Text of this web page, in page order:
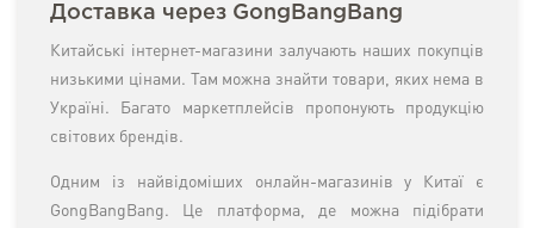
Доставка через GongBangBang
Китайські інтернет-магазини залучають наших покупців
низькими цінами. Там можна знайти товари, яких нема в
Україні. Багато маркетплейсів пропонують продукцію
світових брендів.
Одним із найвідоміших онлайн-магазинів у Китаї є
GongBangBang. Це платформа, де можна підібрати